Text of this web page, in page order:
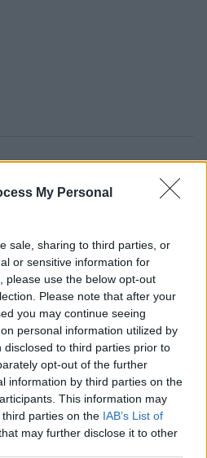
My Personal
sale, sharing to third parties, or
or sensitive information for
please use the below opt-out
Please note that after your
you may continue seeing
personal information utilized by
to third parties prior to
opt-out of the further
information by third parties on the
This information may
parties on the IAB’s List of
may further disclose it to other
την Ελλάδα και τον κόσμο.